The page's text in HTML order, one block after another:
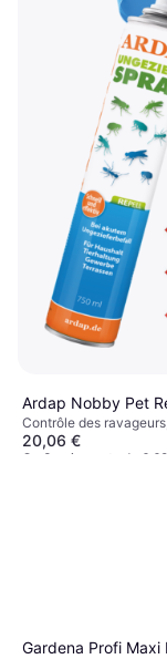
Ardap Nobby Pet
Contrôle des
20,06 €
Ou 3 paiements de
Gardena Profi Maxi